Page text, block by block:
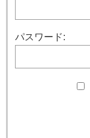
パスワード: